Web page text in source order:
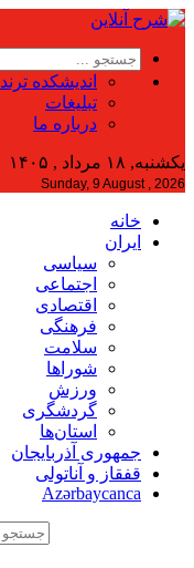
اندیشکده ترند
تبلیغات
درباره ما
یکشنبه, ۱۸ مرداد , ۱۴۰۵
Sunday, 9 August , 2026
خانه
ایران
سیاسی
اجتماعی
اقتصادی
فرهنگی
سلامت
شوراها
ورزش
گردشگری
استان‌ها
جمهوری آذربایجان
قفقاز و آناتولی
Azərbaycanca